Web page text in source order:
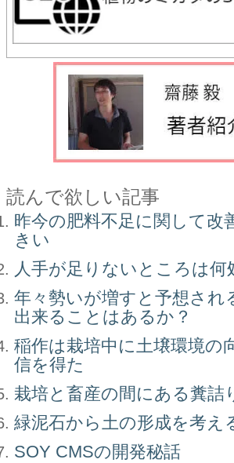
読んで欲しい記事
昨今の肥料不足に関して改
きい
人手が足りないところは何
年々勢いが増すと予想され
出来ることはあるか？
稲作は栽培中に土壌環境の
信を得た
栽培と畜産の間にある糞詰
緑泥石から土の形成を考え
SOY CMSの開発秘話